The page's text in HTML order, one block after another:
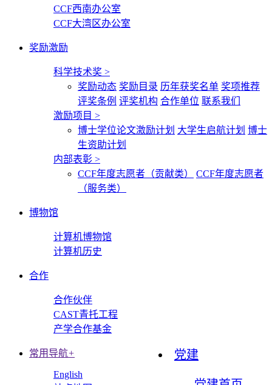
CCF西南办公室
CCF大湾区办公室
奖励激励
科学技术奖 >
奖励动态 奖励目录 历年获奖名单 奖项推荐
评奖条例 评奖机构 合作单位 联系我们
激励项目 >
博士学位论文激励计划 大学生启航计划 博士
生资助计划
内部表彰 >
CCF年度志愿者（贡献类）
CCF年度志愿者
（服务类）
博物馆
计算机博物馆
计算机历史
合作
合作伙伴
CAST青托工程
产学合作基金
党建
常用导航+
English